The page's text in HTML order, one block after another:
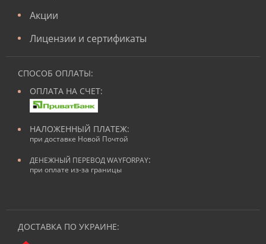
Акции
Лицензии и сертификаты
СПОСОБ ОПЛАТЫ:
ОПЛАТА НА СЧЕТ:
НАЛОЖЕННЫЙ ПЛАТЕЖ:
при доставке Новой Почтой
ДЕНЕЖНЫЙ ПЕРЕВОД WAYFORPAY:
при оплате из-за границы
ДОСТАВКА ПО УКРАИНЕ: